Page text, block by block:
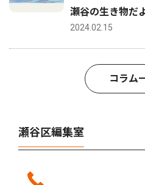
瀬谷の生き物だ
2024.02.15
コラム
瀬谷区編集室